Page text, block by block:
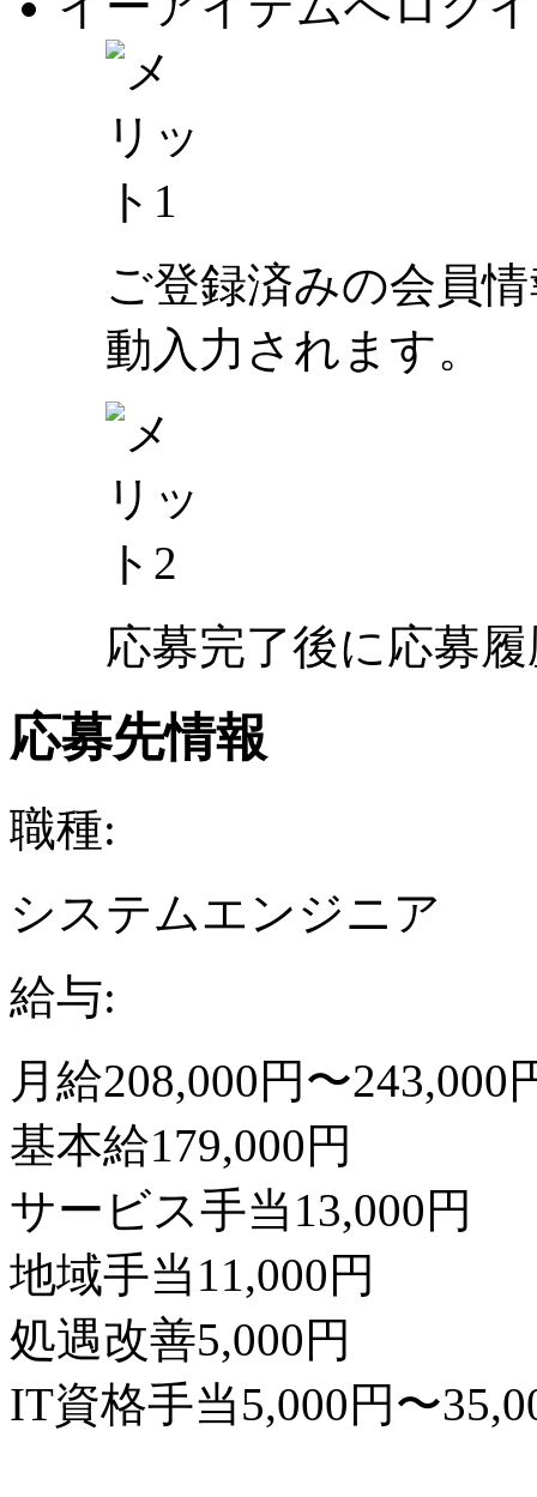
ご登録済みの会員
動入力されます。
応募完了後に応募
応募先情報
職種:
システムエンジニア
給与:
月給208,000円〜243,000
基本給179,000円
サービス手当13,000円
地域手当11,000円
処遇改善5,000円
IT資格手当5,000円〜